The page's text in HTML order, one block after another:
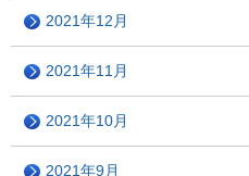
2021年12月
2021年11月
2021年10月
2021年9月